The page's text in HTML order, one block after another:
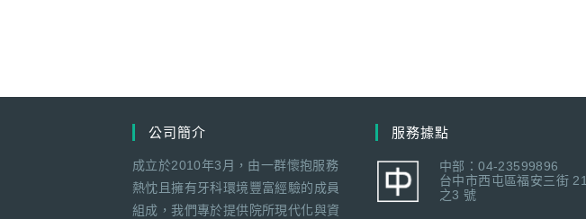
公司簡介
成立於2010年3月，由一群懷抱服務
熱忱且擁有牙科環境豐富經驗的成員
組成，我們專於提供院所現代化與資
服務據點
中部：04-23599896
台中市西屯區福安三街 21
之3 號